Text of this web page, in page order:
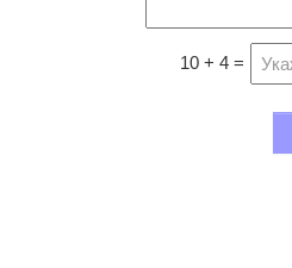
10 + 4 =